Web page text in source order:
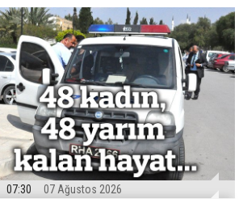
07:30 07 Ağustos 2026